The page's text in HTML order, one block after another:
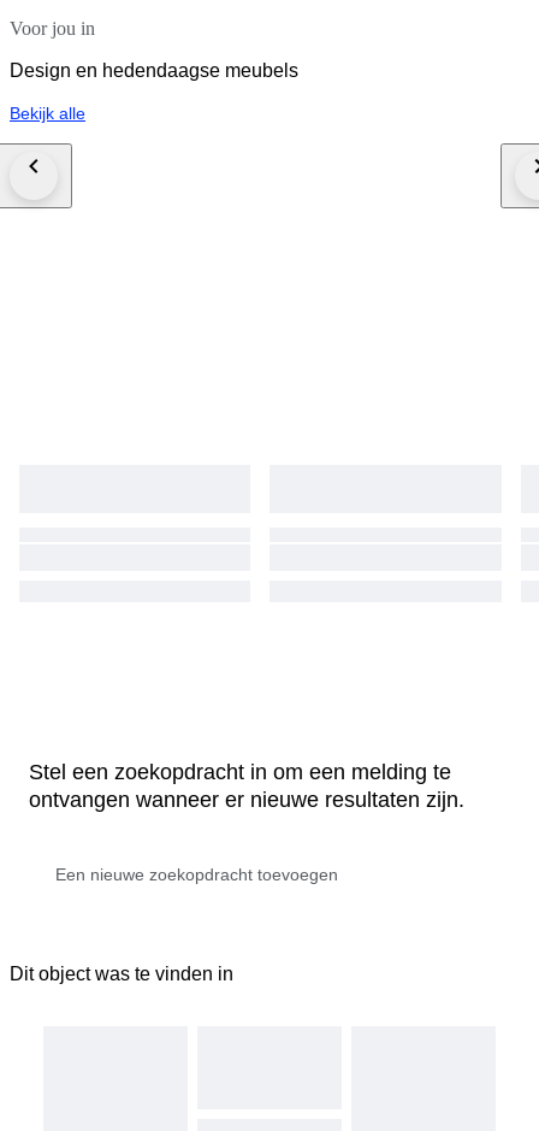
Voor jou in
Design en hedendaagse meubels
Bekijk alle
Stel een zoekopdracht in om een melding te
ontvangen wanneer er nieuwe resultaten zijn.
Dit object was te vinden in